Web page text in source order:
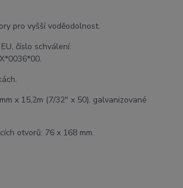
pro vyšší voděodolnost.
číslo schválení:
x 15,2m (7/32" x 50), galvanizované
otvorů: 76 x 168 mm.